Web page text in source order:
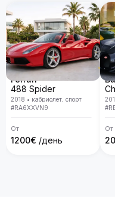
вам и точное
Бронируйте ваш Aston
Ferrari
488 Spider
2018 • кабриолет, спорт
#RA6XXVN9
От
1200€ /день
#
От